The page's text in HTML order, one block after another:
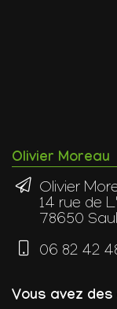
Olivier Moreau
Olivier
14 rue de
78650
06 82 42
Vous avez